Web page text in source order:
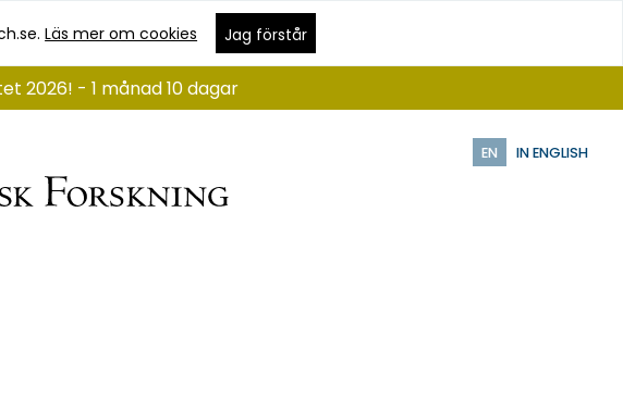
Läs mer om cookies Jag förstår
EN IN ENGLISH
2026! - 1 månad 10 dagar